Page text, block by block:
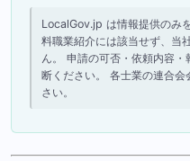
LocalGov.jp は情報提供のみ
料職業紹介には該当せず、当
ん。 申請の可否・依頼内容
断ください。 各士業の連合
さい。